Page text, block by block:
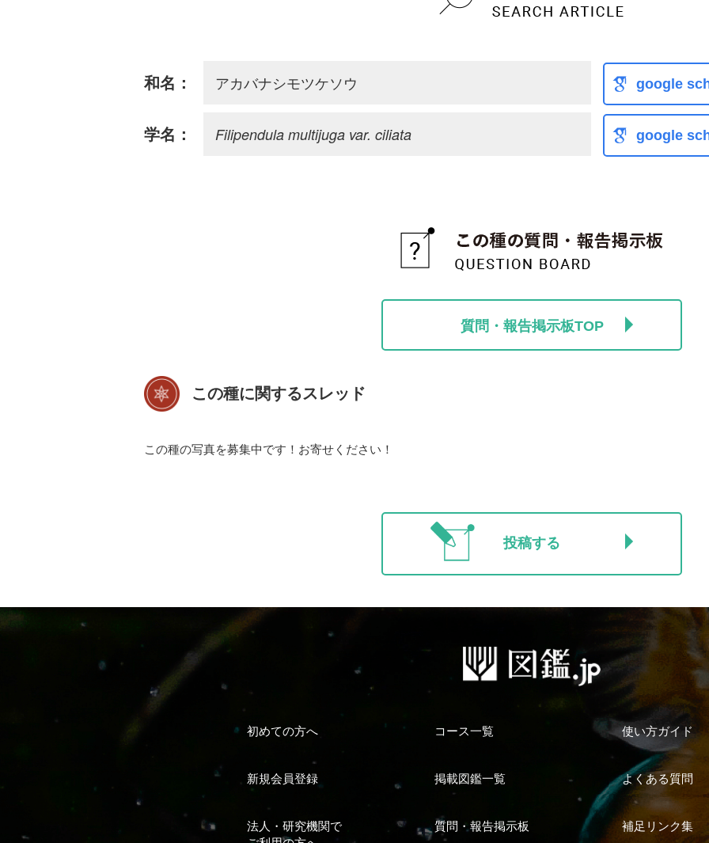
和名： アカバナシモツケソウ google
学名： Filipendula multijuga var. ciliata google
質問・報告掲示板TOP
この種に関するスレッド
この種の写真を募集中です！お寄せください！
投稿する
初めての方へ コース一覧 使い方ガイド
新規会員登録 掲載図鑑一覧 よくある質問
法人・研究機関で
質問・報告掲示板 補足リンク集